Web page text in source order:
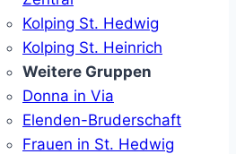
Kolping St. Hedwig
Kolping St. Heinrich
Weitere Gruppen
Donna in Via
Elenden-Bruderschaft
Frauen in St. Hedwig